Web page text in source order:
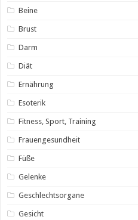
Beine
Brust
Darm
Diät
Ernährung
Esoterik
Fitness, Sport, Training
Frauengesundheit
Füße
Gelenke
Geschlechtsorgane
Gesicht